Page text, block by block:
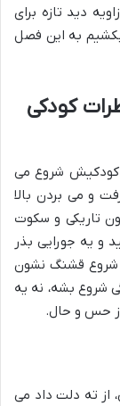
دید تازه برای
به این فصل
کودکی
کودکیش شروع می
و می بردن بالا
تاریکی و سکوت
و یه جورایی بذر
قشنگ نشون
شروع بشه، نه یه
از حس و حال.
از ته دلت داد می